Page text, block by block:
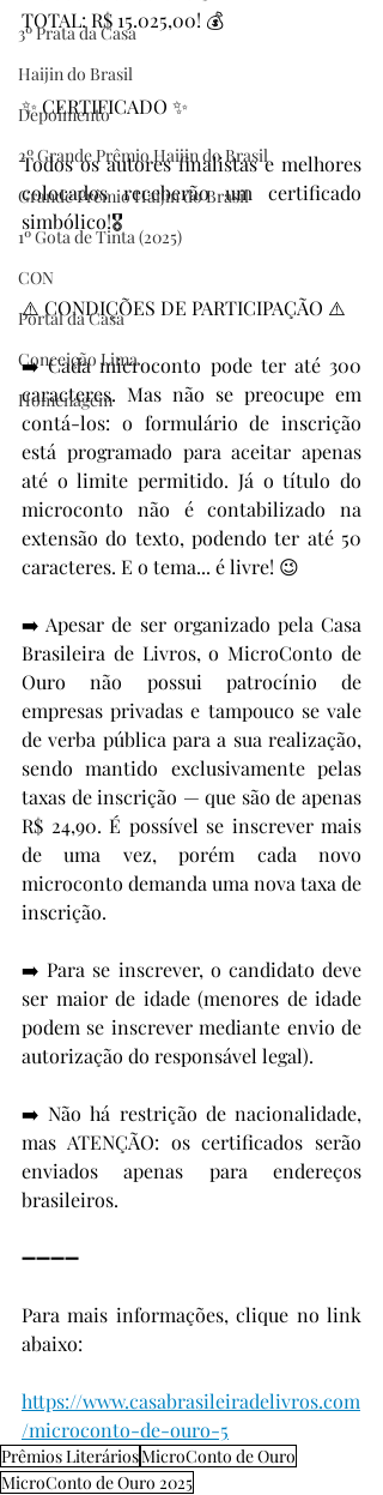
3º Prata da Casa
Haijin do Brasil
Depoimento
2º Grande Prêmio Haijin do Brasil
Grande Prêmio Haijin do Brasil
1º Gota de Tinta (2025)
CON
Portal da Casa
Conceição Lima
Homenagem
TOTAL: R$ 15.025,00! 💰
✨ CERTIFICADO ✨
Todos os autores finalistas e melhores
colocados receberão um certificado
simbólico!🎖️
⚠️ CONDIÇÕES DE PARTICIPAÇÃO ⚠️
➡️ Cada microconto pode ter até 300
caracteres. Mas não se preocupe em
contá-los: o formulário de inscrição
está programado para aceitar apenas
até o limite permitido. Já o título do
microconto não é contabilizado na
extensão do texto, podendo ter até 50
caracteres. E o tema... é livre! 😉
➡️ Apesar de ser organizado pela Casa
Brasileira de Livros, o MicroConto de
Ouro não possui patrocínio de
empresas privadas e tampouco se vale
de verba pública para a sua realização,
sendo mantido exclusivamente pelas
taxas de inscrição — que são de apenas
R$ 24,90. É possível se inscrever mais
de uma vez, porém cada novo
microconto demanda uma nova taxa de
inscrição.
➡️ Para se inscrever, o candidato deve
ser maior de idade (menores de idade
podem se inscrever mediante envio de
autorização do responsável legal).
➡️ Não há restrição de nacionalidade,
mas ATENÇÃO: os certificados serão
enviados apenas para endereços
brasileiros.
➖➖➖➖
Para mais informações, clique no link
abaixo:
https://www.casabrasileiradelivros.com
/microconto-de-ouro-5
Prêmios LiteráriosMicroConto de Ouro
MicroConto de Ouro 2025